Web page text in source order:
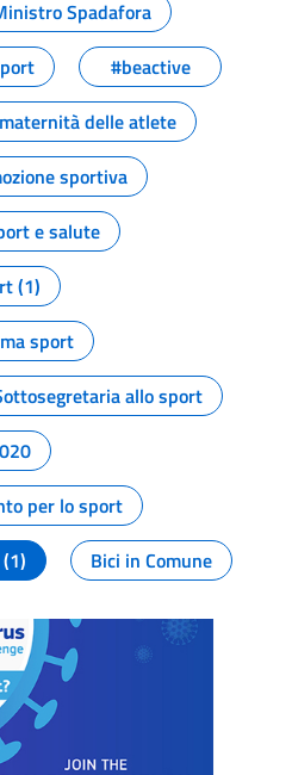
Spadafora
#beactive
delle atlete
sportiva
e salute
(1)
sport
allo sport
per lo sport
Bici in Comune